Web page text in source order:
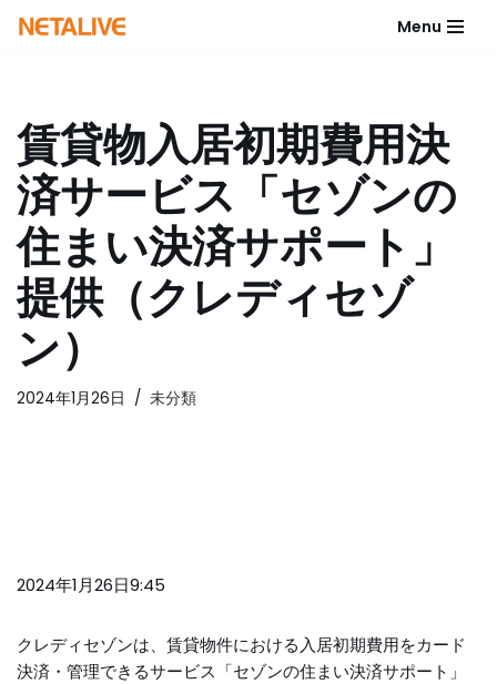
ン
ツ
へ
ス
キ
ッ
プ
Menu
賃貸物入居初期費用決
済サービス「セゾンの
住まい決済サポート」
提供（クレディセゾ
ン）
2024年1月26日 未分類
2024年1月26日9:45
クレディセゾンは、賃貸物件における入居初期費用をカード
決済・管理できるサービス「セゾンの住まい決済サポート」